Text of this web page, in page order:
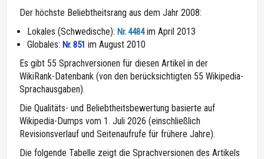
Der höchste Beliebtheitsrang aus dem Jahr 2008:
Lokales (Schwedische): Nr. 4484im April 2013
Globales: Nr. 851 im August 2010
Es gibt 55 Sprachversionen für diesen Artikel in der
WikiRank-Datenbank (von den berücksichtigten 55 Wikipedia-
Sprachausgaben).
Die Qualitäts- und Beliebtheitsbewertung basierte auf
Wikipedia-Dumps vom 1. Juli 2026 (einschließlich
Revisionsverlauf und Seitenaufrufe für frühere Jahre).
Die folgende Tabelle zeigt die Sprachversionen des Artikels